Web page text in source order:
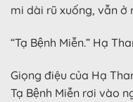
mi dài rũ xuống, vẫn ở
“Tạ Bệnh Miễn.” Hạ
Giọng điệu của Hạ
Tạ Bệnh Miễn rơi vào